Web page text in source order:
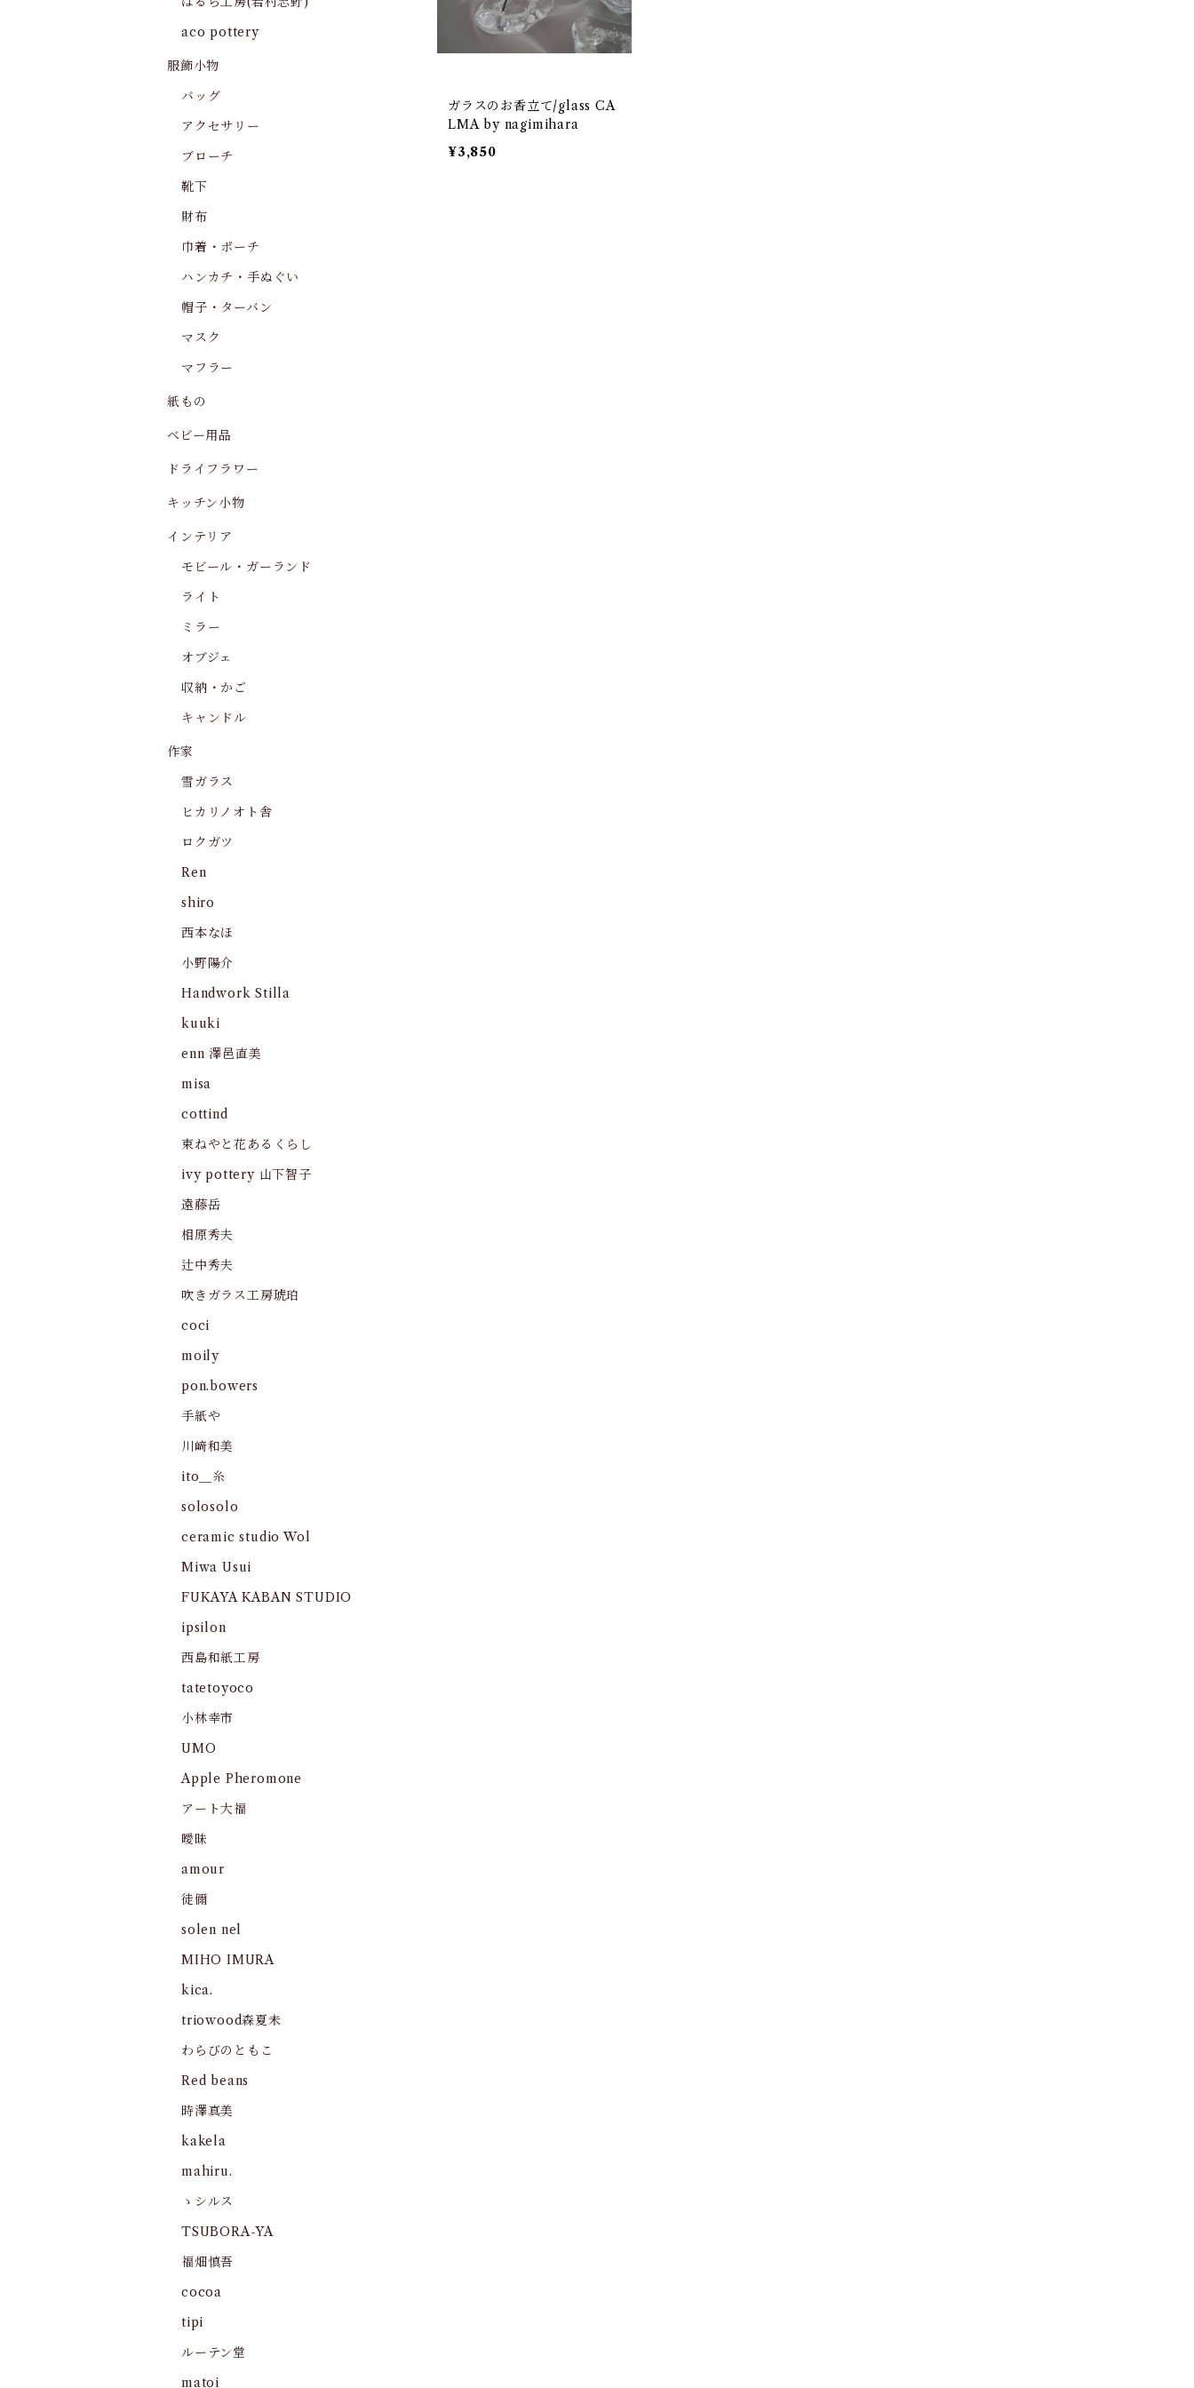
ガラスのお香立て/glass CA
LMA by nagimihara
¥3,850
aco pottery
服飾小物
バッグ
アクセサリー
ブローチ
靴下
財布
巾着・ポーチ
ハンカチ・手ぬぐい
帽子・ターバン
マスク
マフラー
紙もの
ベビー用品
ドライフラワー
キッチン小物
インテリア
モビール・ガーランド
ライト
ミラー
オブジェ
収納・かご
キャンドル
作家
雪ガラス
ヒカリノオト舎
ロクガツ
Ren
shiro
西本なほ
小野陽介
Handwork Stilla
kuuki
enn 澤邑直美
misa
cottind
束ねやと花あるくらし
ivy pottery 山下智子
遠藤岳
相原秀夫
辻中秀夫
吹きガラス工房琥珀
coci
moily
pon.bowers
手紙や
川﨑和美
ito＿糸
solosolo
ceramic studio Wol
Miwa Usui
FUKAYA KABAN STUDIO
ipsilon
西島和紙工房
tatetoyoco
小林幸市
UMO
Apple Pheromone
アート大福
曖昧
amour
徒儞
solen nel
MIHO IMURA
kica.
triowood森夏未
わらびのともこ
Red beans
時澤真美
kakela
mahiru.
ゝシルス
TSUBORA-YA
福畑慎吾
cocoa
tipi
ルーテン堂
matoi